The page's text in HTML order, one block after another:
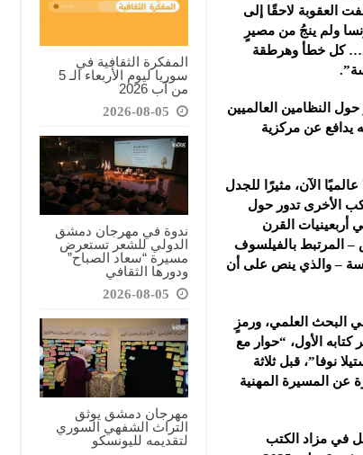
المفكرة الثقافية في
سوريا ليوم الأربعاء الـ 5
من آب 2026
2026-08-05
ندوة في مهرجان دمشق
الدولي للشعر تستعرض
مسيرة “سعاد الصباح”
ودورها الثقافي
2026-08-05
مهرجان دمشق يوثق
التراث الشفهي السوري
لتقديمه لليونسكو
العقوبة لاحقًا إلى
ولم ينجُ من مصيرٍ
كل خطأ وهرطقة
النظامين العالميين
يدافع عن مركزية
الآن، مثيرًا للجدل
الأخرى تدور حول
القرن
المرتبط بالفيلسوف
– والذي ينص على أن
البحث العلمي، ورمزٍ
الأول، “حوار مع
نوفا”، قبل ثلاثة
عن المسيرة المهنية
في مزاد الكتب